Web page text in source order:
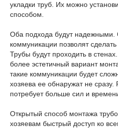
укладки труб. Их можно
способом.
Оба подхода будут надежными.
коммуникации позволят
Трубы будут проходить в
более эстетичный вариант
такие коммуникации будет
хозяева ее обнаружат не сразу.
потребует больше сил и
Открытый способ монтажа
хозяевам быстрый доступ ко